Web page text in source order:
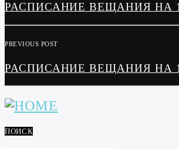
РАСПИСАНИЕ ВЕЩАНИЯ НА
PREVIOUS POST
РАСПИСАНИЕ ВЕЩАНИЯ НА
ПОИСК